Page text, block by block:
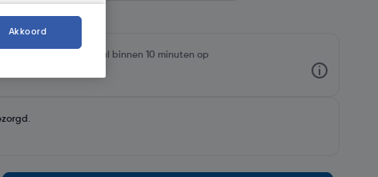
en haal binnen 10 minuten op
.
Akkoord